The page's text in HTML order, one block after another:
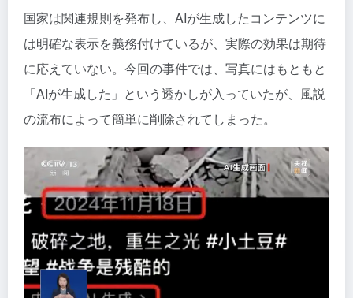
国家は関連規則を発布し、AIが生成したコンテンツに
は明確な表示を義務付けているが、実際の効果は期待
に応えていない。今回の事件では、写真にはもともと
「AIが生成した」という透かしが入っていたが、風説
の流布によって簡単に削除されてしまった。